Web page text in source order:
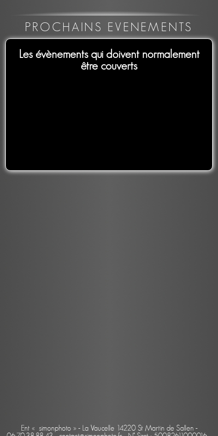
PROCHAINS EVENEMENTS
Les évènements qui doivent normalement
être couverts
Ent « simonphoto » - La Vaucelle 14220 St Martin de Sallen -